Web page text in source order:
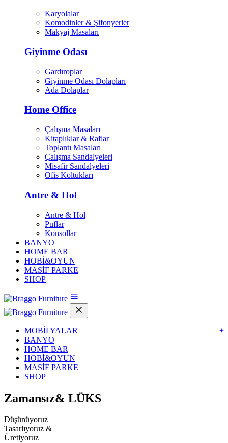
Karyolalar
Komodinler & Şifonyerler
Makyaj Masaları
Giyinme Odası
Gardıroplar
Giyinme Odası Dolapları
Ada Dolaplar
Home Office
Çalışma Masaları
Kitaplıklar & Raflar
Toplantı Masaları
Çalışma Sandalyeleri
Misafir Sandalyeleri
Ofis Koltukları
Antre & Hol
Antre & Hol
Puflar
Konsollar
BANYO
HOME BAR
HOBİ&OYUN
MASİF PARKE
SHOP
MOBİLYALAR
+
BANYO
HOME BAR
HOBİ&OYUN
MASİF PARKE
SHOP
Zamansız& LÜKS
Düşünüyoruz
Tasarlıyoruz &
Üretiyoruz